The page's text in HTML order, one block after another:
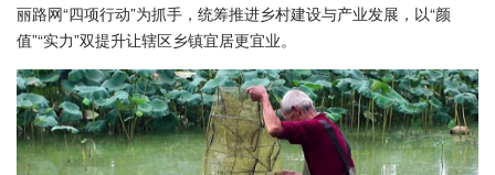
丽路网“四项行动”为抓手，统筹推进乡村建设与产业发展，以“颜
值”“实力”双提升让辖区乡镇宜居更宜业。